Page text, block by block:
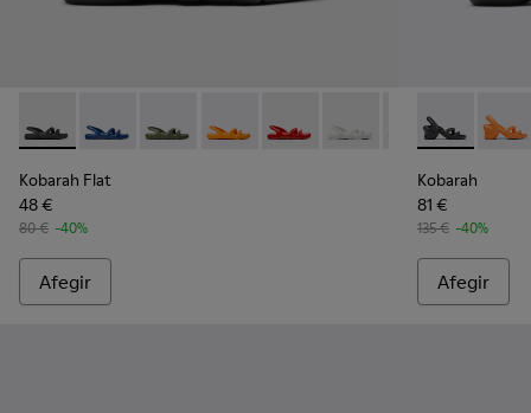
Kobarah Flat - K100957-001 - Sandàlies sintètiques negres
Kobarah Flat - K100957-021 - Sandàlies sintètiques
Kobarah Flat - K100957-018 - Sandàlies
Kobarah Flat - K100957-017 -
Kobarah Flat - K100957-015 -
Kobarah Flat -Kobarah Flat -
Kobarah
Kobarah Flat
48 €
80 € -40%
Afegir
Kobarah -
Kobarah
81 €
135 € -40%
Afegir